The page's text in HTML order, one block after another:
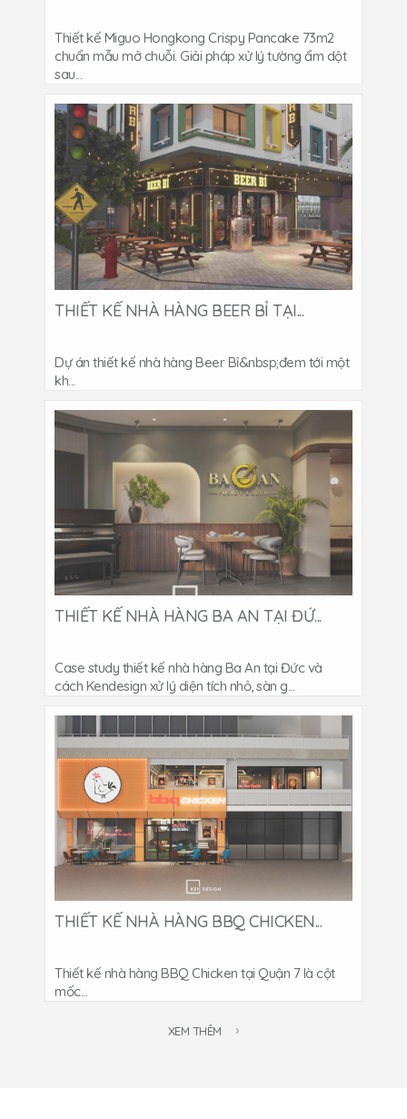
Thiết kế Miguo Hongkong Crispy Pancake 73m2
chuẩn mẫu mở chuỗi. Giải pháp xử lý tường ẩm dột
sau...
THIẾT KẾ NHÀ HÀNG BEER BỈ TẠI...
Dự án thiết kế nhà hàng Beer Bỉ&nbsp;đem tới một
kh...
THIẾT KẾ NHÀ HÀNG BA AN TẠI ĐỨ...
Case study thiết kế nhà hàng Ba An tại Đức và
cách Kendesign xử lý diện tích nhỏ, sàn g...
THIẾT KẾ NHÀ HÀNG BBQ CHICKEN...
Thiết kế nhà hàng BBQ Chicken tại Quận 7 là cột
mốc...
XEM THÊM